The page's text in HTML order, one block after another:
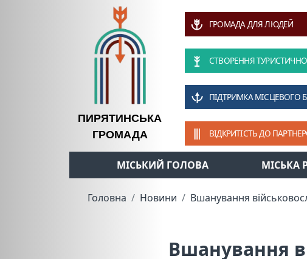
ПИРЯТИНСЬКА
ГРОМАДА
ГРОМАДА ДЛЯ ЛЮДЕЙ
СТВОРЕННЯ
ПІДТРИМКА МІСЦЕВОГО
ВІДКРИТІСТЬ ДО
МІСЬКИЙ ГОЛОВА МІСЬКА
Головна Новини Вшанування
Вшанування